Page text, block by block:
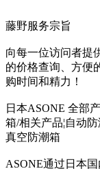
藤野服务宗旨
向每一位访问者提
的价格查询、方便
购时间和精力！
日本ASONE 全部
箱/相关产品¦自动
真空防潮箱
ASONE通过日本